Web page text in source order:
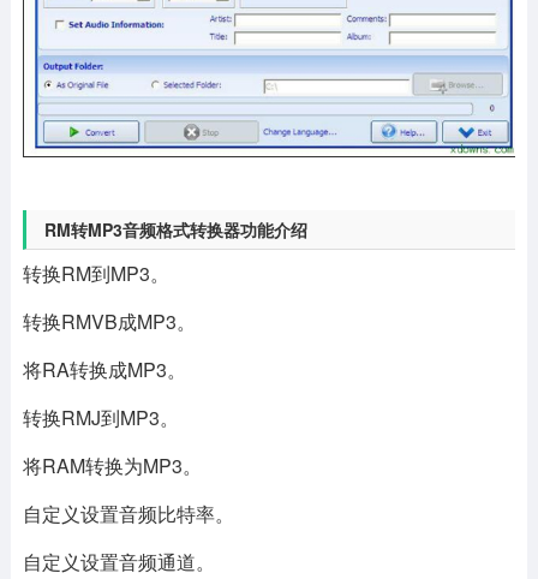
RM转MP3音频格式转换器功能介绍
转换RM到MP3。
转换RMVB成MP3。
将RA转换成MP3。
转换RMJ到MP3。
将RAM转换为MP3。
自定义设置音频比特率。
自定义设置音频通道。